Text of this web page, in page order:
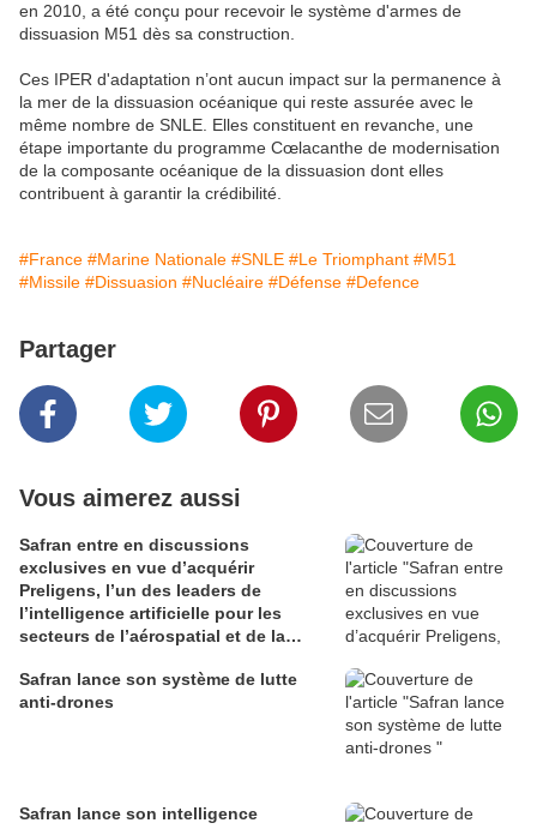
en 2010, a été conçu pour recevoir le système d'armes de
dissuasion M51 dès sa construction.
Ces IPER d'adaptation n’ont aucun impact sur la permanence à
la mer de la dissuasion océanique qui reste assurée avec le
même nombre de SNLE. Elles constituent en revanche, une
étape importante du programme Cœlacanthe de modernisation
de la composante océanique de la dissuasion dont elles
contribuent à garantir la crédibilité.
#France #Marine Nationale #SNLE #Le Triomphant #M51
#Missile #Dissuasion #Nucléaire #Défense #Defence
Partager
Vous aimerez aussi
Safran entre en discussions
exclusives en vue d’acquérir
Preligens, l’un des leaders de
l’intelligence artificielle pour les
secteurs de l’aérospatial et de la
Safran lance son système de lutte
anti-drones
Safran lance son intelligence